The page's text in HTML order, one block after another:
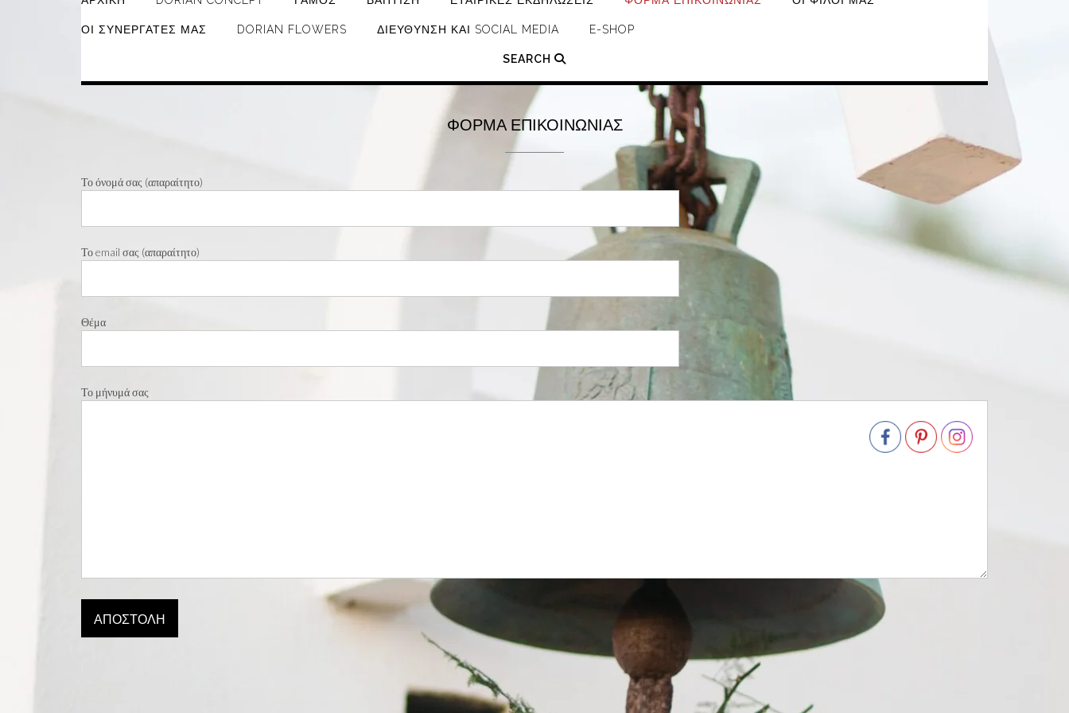
ΟΙ ΣΥΝΕΡΓΆΤΕΣ ΜΑΣ DORIAN FLOWERS ΔΙΕΎΘΥΝΣΗ ΚΑΙ SOCIAL MEDIA E-SHOP
SEARCH
ΦΌΡΜΑ ΕΠΙΚΟΙΝΩΝΊΑΣ
Το όνομά σας (απαραίτητο)
Το email σας (απαραίτητο)
Θέμα
Το μήνυμά σας